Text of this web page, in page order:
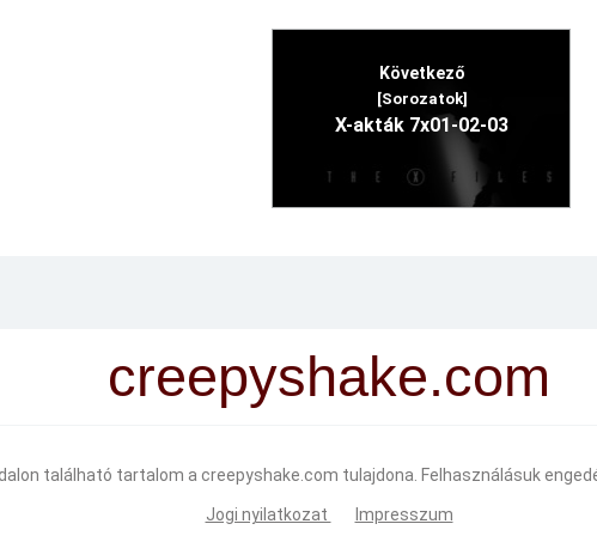
Következő
[Sorozatok]
X-akták 7x01-02-03
creepyshake.com
található tartalom a creepyshake.com tulajdona. Felhasználásuk
Jogi nyilatkozat Impresszum